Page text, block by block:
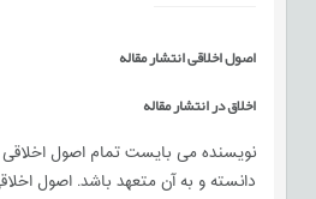
اصول اخلاقی انتشار مقاله
اخلاق در انتشار مقاله
نویسنده می بایست تمام اصول اخلاقی
دانسته و به آن متعهد باشد. اصول